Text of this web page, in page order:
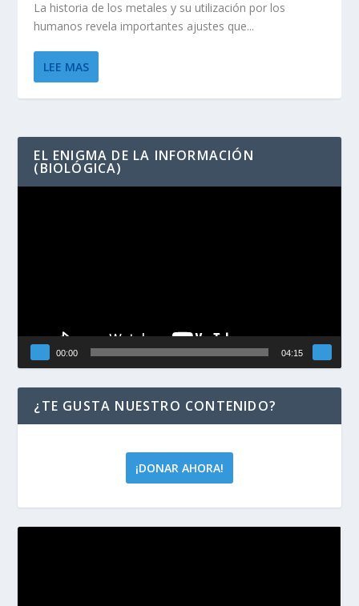
La historia de los metales y su utilización por los
humanos revela importantes ajustes que...
LEE MAS
EL ENIGMA DE LA INFORMACIÓN
(BIOLÓGICA)
00:00 04:15
¿TE GUSTA NUESTRO CONTENIDO?
¡DONAR AHORA!